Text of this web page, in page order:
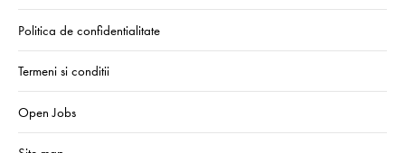
Politica de confidentialitate
Termeni si conditii
Open Jobs